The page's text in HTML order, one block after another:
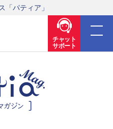
「パティア」
チャット
サポート